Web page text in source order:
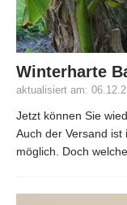
Winterharte
aktualisiert am:
Jetzt können Sie
Auch der Versand
möglich. Doch